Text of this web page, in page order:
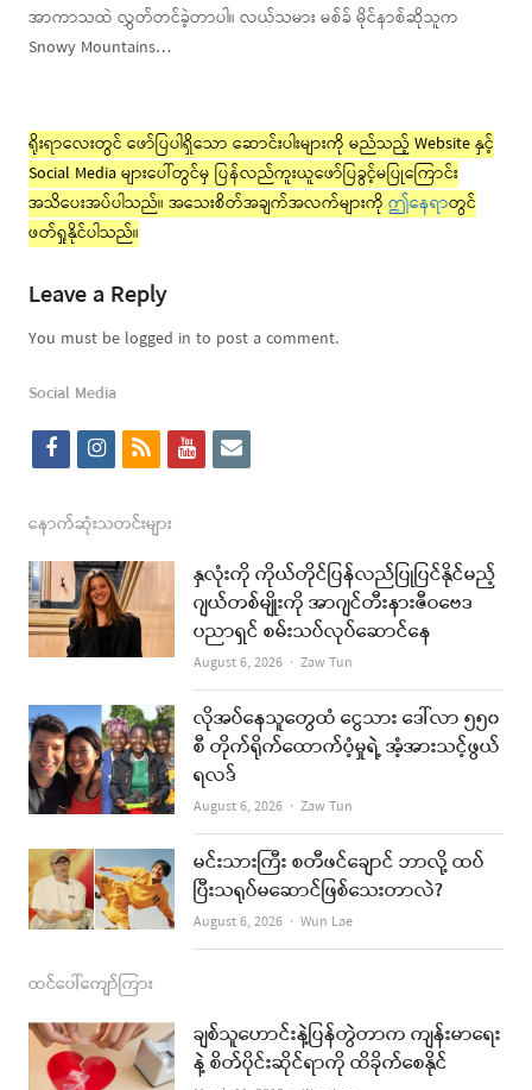
အာကာသထဲ လွှတ်တင်ခဲ့တာပါ။ လယ်သမား မစ်ခ် မိုင်နာစ်ဆိုသူက
Snowy Mountains…
ရိုးရာလေးတွင် ဖော်ပြပါရှိသော ဆောင်းပါးများကို မည်သည့် Website နှင့်
Social Media များပေါ်တွင်မှ ပြန်လည်ကူးယူဖော်ပြခွင့်မပြုကြောင်း
အသိပေးအပ်ပါသည်။ အသေးစိတ်အချက်အလက်များကို ဤနေရာတွင်
ဖတ်ရှုနိုင်ပါသည်။
Leave a Reply
You must be logged in to post a comment.
Social Media
f
c
e
b
o
k
i
s
t
a
g
a
m
r
s
y
t
u
b
e
e
i
l
နောက်ဆုံးသတင်းများ
နှလုံးကို ကိုယ်တိုင်ပြန်လည်ပြုပြင်နိုင်မည့်
ဂျယ်တစ်မျိုးကို အာဂျင်တီးနားဇီဝဗေဒ
ပညာရှင် စမ်းသပ်လုပ်ဆောင်နေ
August 6, 2026 Author
Zaw Tun
လိုအပ်နေသူတွေထံ ငွေသား ဒေါ်လာ ၅၅၀
စီ တိုက်ရိုက်ထောက်ပံ့မှုရဲ့ အံ့အားသင့်ဖွယ်
ရလဒ်
August 6, 2026 Author
Zaw Tun
မင်းသားကြီး စတီဖင်ချောင် ဘာလို့ ထပ်
ပြီးသရုပ်မဆောင်ဖြစ်သေးတာလဲ?
August 6, 2026 Author
Wun Lae
ထင်ပေါ်ကျော်ကြား
ချစ်သူဟောင်းနဲ့ပြန်တွဲတာက ကျန်းမာရေး
နဲ့ စိတ်ပိုင်းဆိုင်ရာကို ထိခိုက်စေနိုင်